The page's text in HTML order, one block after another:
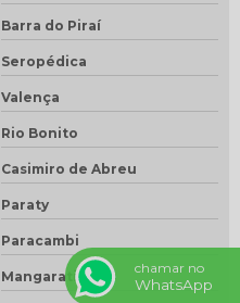
Barra do Piraí
Seropédica
Valença
Rio Bonito
Casimiro de Abreu
Paraty
Paracambi
Mangaratiba
chamar no
WhatsApp